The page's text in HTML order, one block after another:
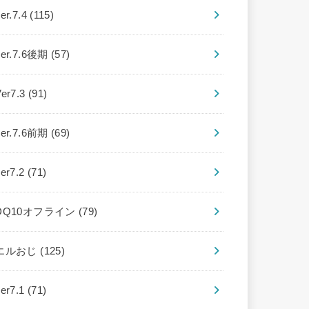
(115)
後期 (57)
(91)
前期 (69)
(71)
オフライン (79)
ルおじ (125)
(71)